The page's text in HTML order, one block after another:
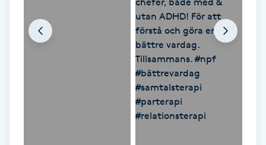
Käkledsbehandling